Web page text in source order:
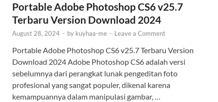
Portable Adobe Photoshop CS6 v25.7
Terbaru Version Download 2024
August 28, 2024 - by kuyhaa-me - Leave a Comment
Portable Adobe Photoshop CS6 v25.7 Terbaru Version
Download 2024 Adobe Photoshop CS6 adalah versi
sebelumnya dari perangkat lunak pengeditan foto
profesional yang sangat populer, dikenal karena
kemampuannya dalam manipulasi gambar, …